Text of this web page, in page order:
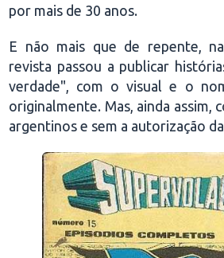
por mais de 30 anos.
E não mais que de repente,
revista passou a publicar
verdade", com o visual e o
originalmente. Mas, ainda assim,
argentinos e sem a autorização da